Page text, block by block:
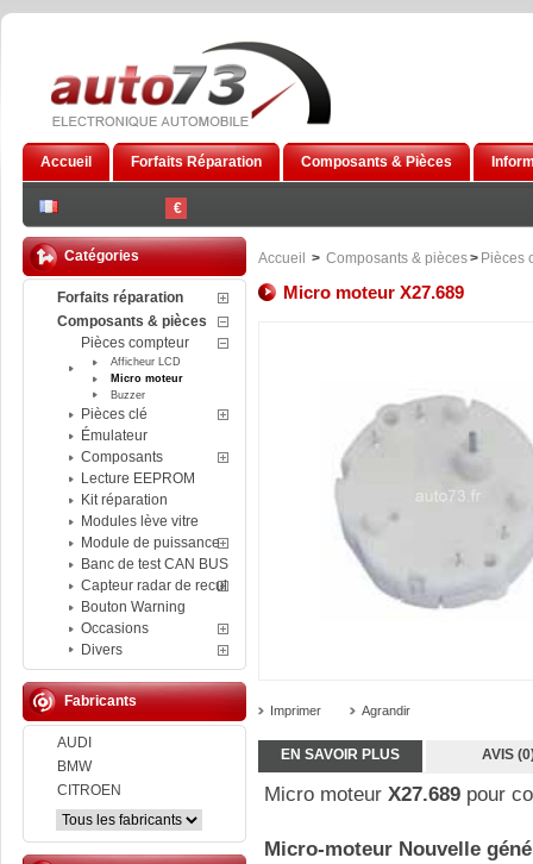
€
Accueil Forfaits Réparation Composants & Pièces
Catégories
Forfaits réparation
Composants & pièces
Pièces compteur
Afficheur LCD
Micro moteur
Buzzer
Pièces clé
Émulateur
Composants
Lecture EEPROM
Kit réparation
Modules lève vitre
Module de puissance
Banc de test CAN BUS
Capteur radar de recul
Bouton Warning
Occasions
Divers
Fabricants
AUDI
BMW
CITROEN
Accueil > Composants & pièces> Pièces
Micro moteur X27.689
Imprimer Agrandir
EN SAVOIR PLUS AVIS
Micro moteur X27.689 pour
Micro-moteur Nouvelle